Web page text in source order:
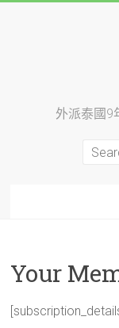
外派泰國9
Your